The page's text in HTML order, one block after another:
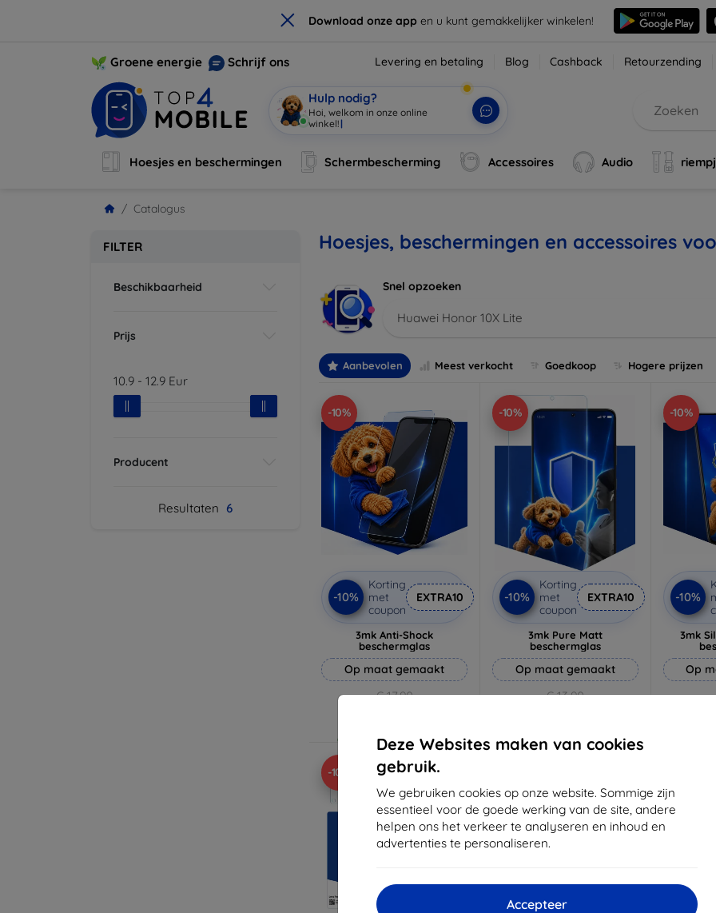
× Download onze app en u kunt gemakkelijker winkelen!
Deze Websites maken van cookies
gebruik.
We gebruiken cookies op onze website. Sommige zijn
essentieel voor de goede werking van de site, andere
helpen ons het verkeer te analyseren en inhoud en
advertenties te personaliseren.
Accepteer
Groene energie Schrijf ons Levering en betaling Blog Cashback Retourzending
Hulp nodig?
Hoi, welkom in onze online w
Hoesjes en beschermingen Schermbescherming Accessoires Audio
Catalogus
FILTER
Beschikbaarheid
Prijs
10.9 - 12.9 Eur
Producent
Resultaten 6
Hoesjes, beschermingen en accessoires
Snel opzoeken
Huawei Honor 10X Lite
Aanbevolen Meest verkocht Goedkoop Hogere prijzen
-10%
-10%
Korting
met
coupon
EXTRA10
3mk Anti-Shock
beschermglas
Op maat gemaakt
€ 17,90
Op voorraad: > 5 stuks
-10%
-10%
Korting
met
coupon
EXTRA10
3mk Pure Matt
beschermglas
Op maat gemaakt
€ 13,90
Op voorraad: > 5 stuks
-10%
-10%
3mk
Op
Op
-10%